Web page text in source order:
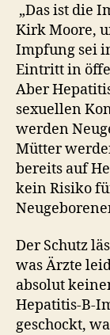
„Das ist die
Kirk Moore,
Impfung sei
Eintritt in
Aber
sexuellen
werden
Mütter
bereits auf
kein Risiko
Der Schutz
was Ärzte
absolut
Hepatitis-B-
geschockt,